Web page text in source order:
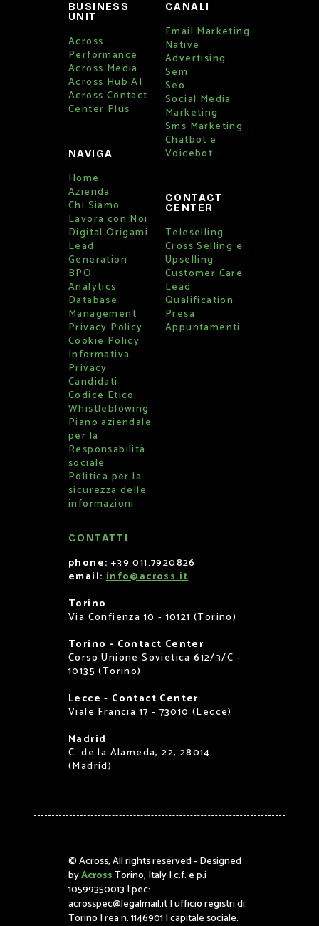
BUSINESS
UNIT
Across
Performance
Across Media
Across Hub AI
Across Contact
Center Plus
NAVIGA
Home
Azienda
Chi Siamo
Lavora con Noi
Digital Origami
Lead
Generation
BPO
Analytics
Database
Management
Privacy Policy
Cookie Policy
Informativa
Privacy
Candidati
Codice Etico
Whistleblowing
Piano aziendale
per la
Responsabilità
sociale
Politica per la
sicurezza delle
informazioni
CANALI
Email Marketing
Native
Advertising
Sem
Seo
Social Media
Marketing
Sms Marketing
Chatbot e
Voicebot
CONTACT
CENTER
Teleselling
Cross Selling e
Upselling
Customer Care
Lead
Qualification
Presa
Appuntamenti
CONTATTI
phone: +39 011.7920826
email: info@across.it
Torino
Via Confienza 10 - 10121 (Torino)
Torino - Contact Center
Corso Unione Sovietica 612/3/C -
10135 (Torino)
Lecce - Contact Center
Viale Francia 17 - 73010 (Lecce)
Madrid
C. de la Alameda, 22, 28014
(Madrid)
©Across, All rights reserved - Designed
byAcrossTorino, Italy | c.f. e p.i
10599350013 | pec:
acrosspec@legalmail.it | ufficio registri di:
Torino | rea n. 1146901 | capitale sociale: